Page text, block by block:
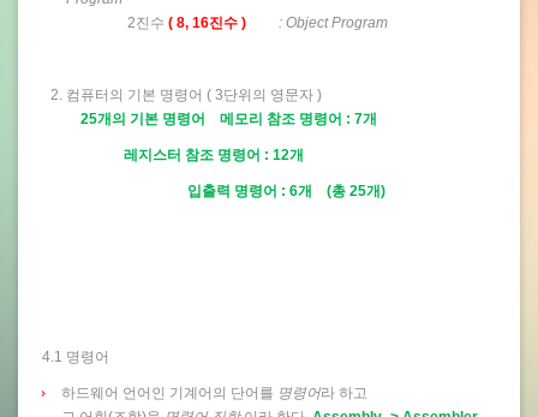
2진수 ( 8, 16진수 ) : Object Program
컴퓨터의 기본 명령어 ( 3단위의 영문자 )
25개의 기본 명령어 메모리 참조 명령어 : 7개
레지스터 참조 명령어 : 12개
입출력 명령어 : 6개 (총 25개)
4.1 명령어
하드웨어 언어인 기계어의 단어를 명령어라 하고